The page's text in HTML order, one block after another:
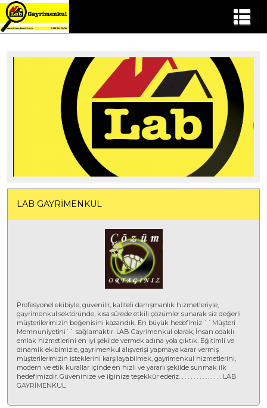
LAB GAYRİMENKUL
Profesyonel ekibiyle, güvenilir, kaliteli danışmanlık hizmetleriyle,
gayrimenkul sektöründe, kısa sürede etkili çözümler sunarak siz değerli
müşterilerimizin beğenisini kazandık. En büyük hedefimiz ``Müşteri
Memnuniyetini`` sağlamaktır. LAB Gayrimenkul olarak; İnsan odaklı
emlak hizmetlerini en iyi şekilde vermek adına yola çıktık. Eğitimli ve
dinamik ekibimizle, gayrimenkul alışverişi yapmaya karar vermiş
müşterilerimizin isteklerini karşılayabilmek, gayrimenkul hizmetlerini,
modern ve etik kurallar içinde en hızlı ve yararlı şekilde sunmak ilk
hedefimizdir. Güveninize ve ilginize teşekkür ederiz. . . . . . . . . . . . . . . LAB
GAYRİMENKUL